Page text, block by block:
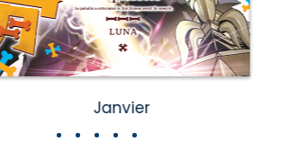
Janvier